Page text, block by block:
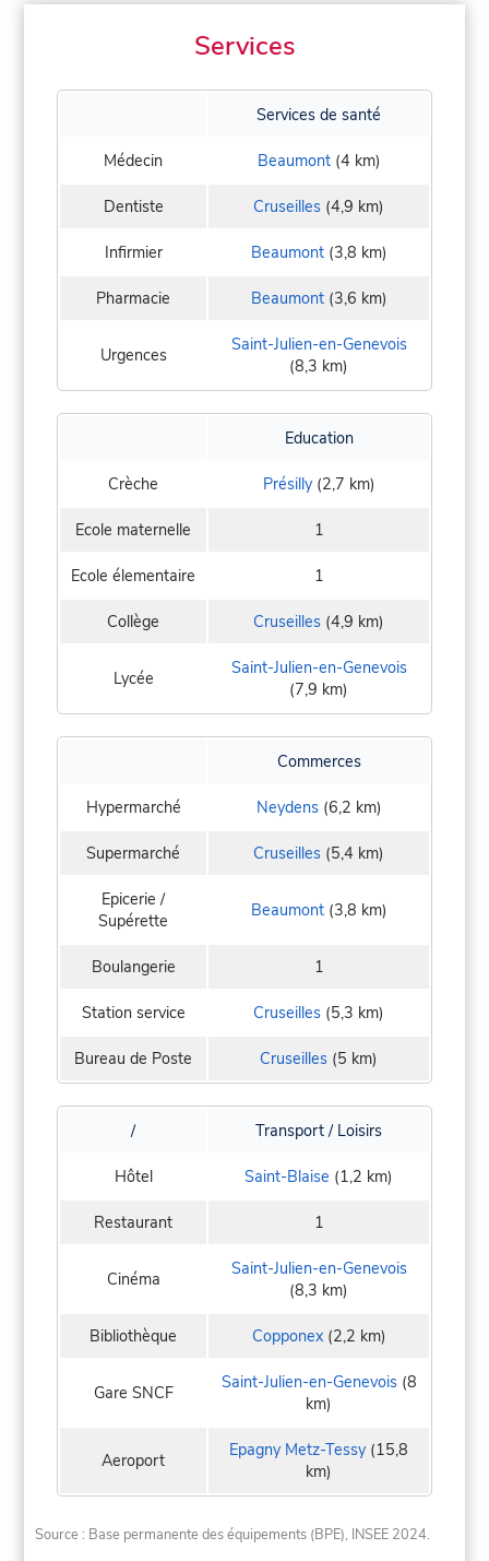
Services
Services de santé
Médecin Beaumont(4 km)
Dentiste Cruseilles (4,9 km)
Infirmier Beaumont(3,8 km)
Pharmacie Beaumont(3,6 km)
Urgences
Saint-Julien-en-Genevois
(8,3 km)
Education
Crèche Présilly(2,7 km)
Ecole maternelle 1
Ecole élementaire 1
Collège Cruseilles (4,9 km)
Lycée
Saint-Julien-en-Genevois
(7,9 km)
Commerces
Hypermarché Neydens(6,2 km)
Supermarché Cruseilles (5,4 km)
Epicerie /
Supérette
Beaumont(3,8 km)
Boulangerie 1
Station service Cruseilles (5,3 km)
Bureau de Poste Cruseilles (5 km)
/ Transport / Loisirs
Hôtel Saint-Blaise (1,2 km)
Restaurant 1
Cinéma
Saint-Julien-en-Genevois
(8,3 km)
Bibliothèque Copponex(2,2 km)
Gare SNCF Saint-Julien-en-Genevois(8
km)
Aeroport Epagny Metz-Tessy (15,8
km)
Source : Base permanente des équipements (BPE), INSEE 2024.